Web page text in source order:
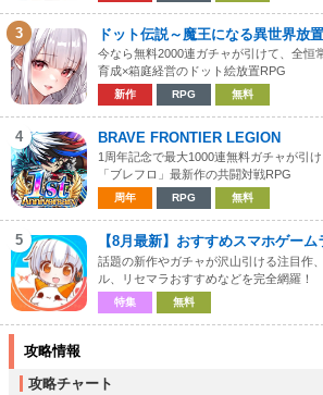
3 ドット伝説～魔王になる異世界放
今なら無料2000連ガチャが引けて、全恒
育成×箱庭経営のドット絵放置RPG
新作 RPG 無料
4 BRAVE FRONTIER LEGION
1周年記念で最大1000連無料ガチャが引
「ブレフロ」最新作の共闘対戦RPG
周年 RPG 無料
5 【8月最新】おすすめスマホゲー
話題の新作やガチャが沢山引ける注目作
ル、リセマラおすすめなどを完全網羅！
特集 無料
攻略情報
攻略チャート